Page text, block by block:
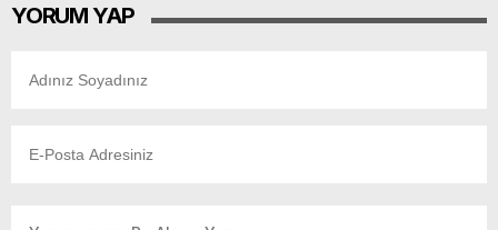
YORUM YAP